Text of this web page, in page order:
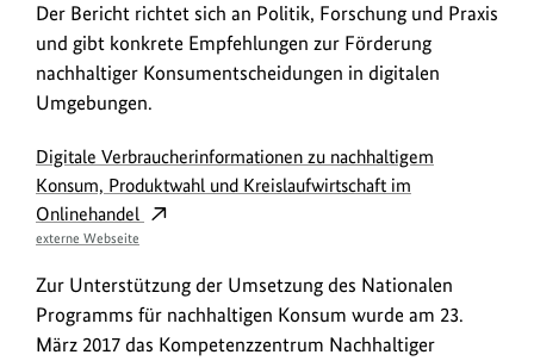
Der Bericht richtet sich an Politik, Forschung und Praxis
und gibt konkrete Empfehlungen zur Förderung
nachhaltiger Konsumentscheidungen in digitalen
Umgebungen.
Digitale Verbraucherinformationen zu nachhaltigem
Konsum, Produktwahl und Kreislaufwirtschaft im
Onlinehandel
externe Webseite
Zur Unterstützung der Umsetzung des Nationalen
Programms für nachhaltigen Konsum wurde am 23.
März 2017 das Kompetenzzentrum Nachhaltiger